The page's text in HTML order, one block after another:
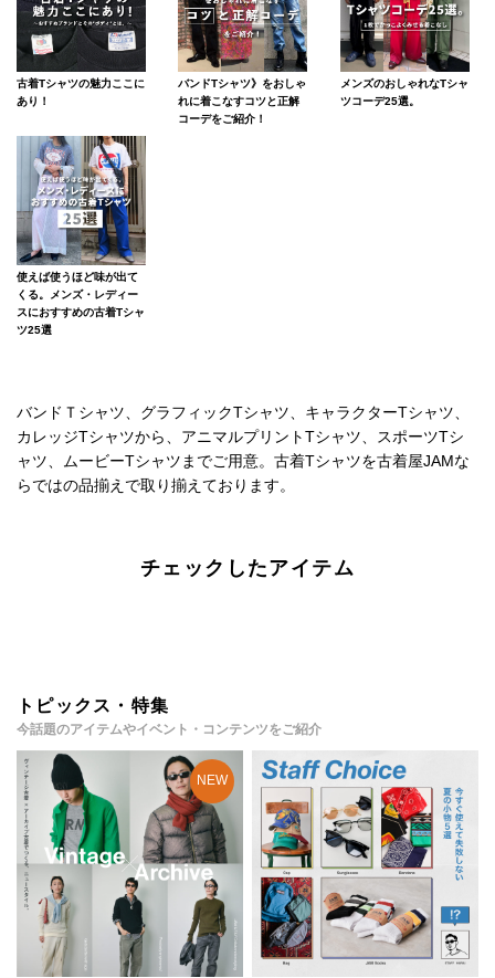
古着Tシャツの魅力ここに
あり！
バンドTシャツ》をおしゃ
れに着こなすコツと正解
コーデをご紹介！
メンズのおしゃれなTシャ
ツコーデ25選。
使えば使うほど味が出て
くる。メンズ・レディー
スにおすすめの古着Tシャ
ツ25選
バンドＴシャツ、グラフィックTシャツ、キャラクターTシャツ、
カレッジTシャツから、アニマルプリントTシャツ、スポーツTシ
ャツ、ムービーTシャツまでご用意。古着Tシャツを古着屋JAMな
らではの品揃えで取り揃えております。
チェックしたアイテム
トピックス・特集
今話題のアイテムやイベント・コンテンツをご紹介